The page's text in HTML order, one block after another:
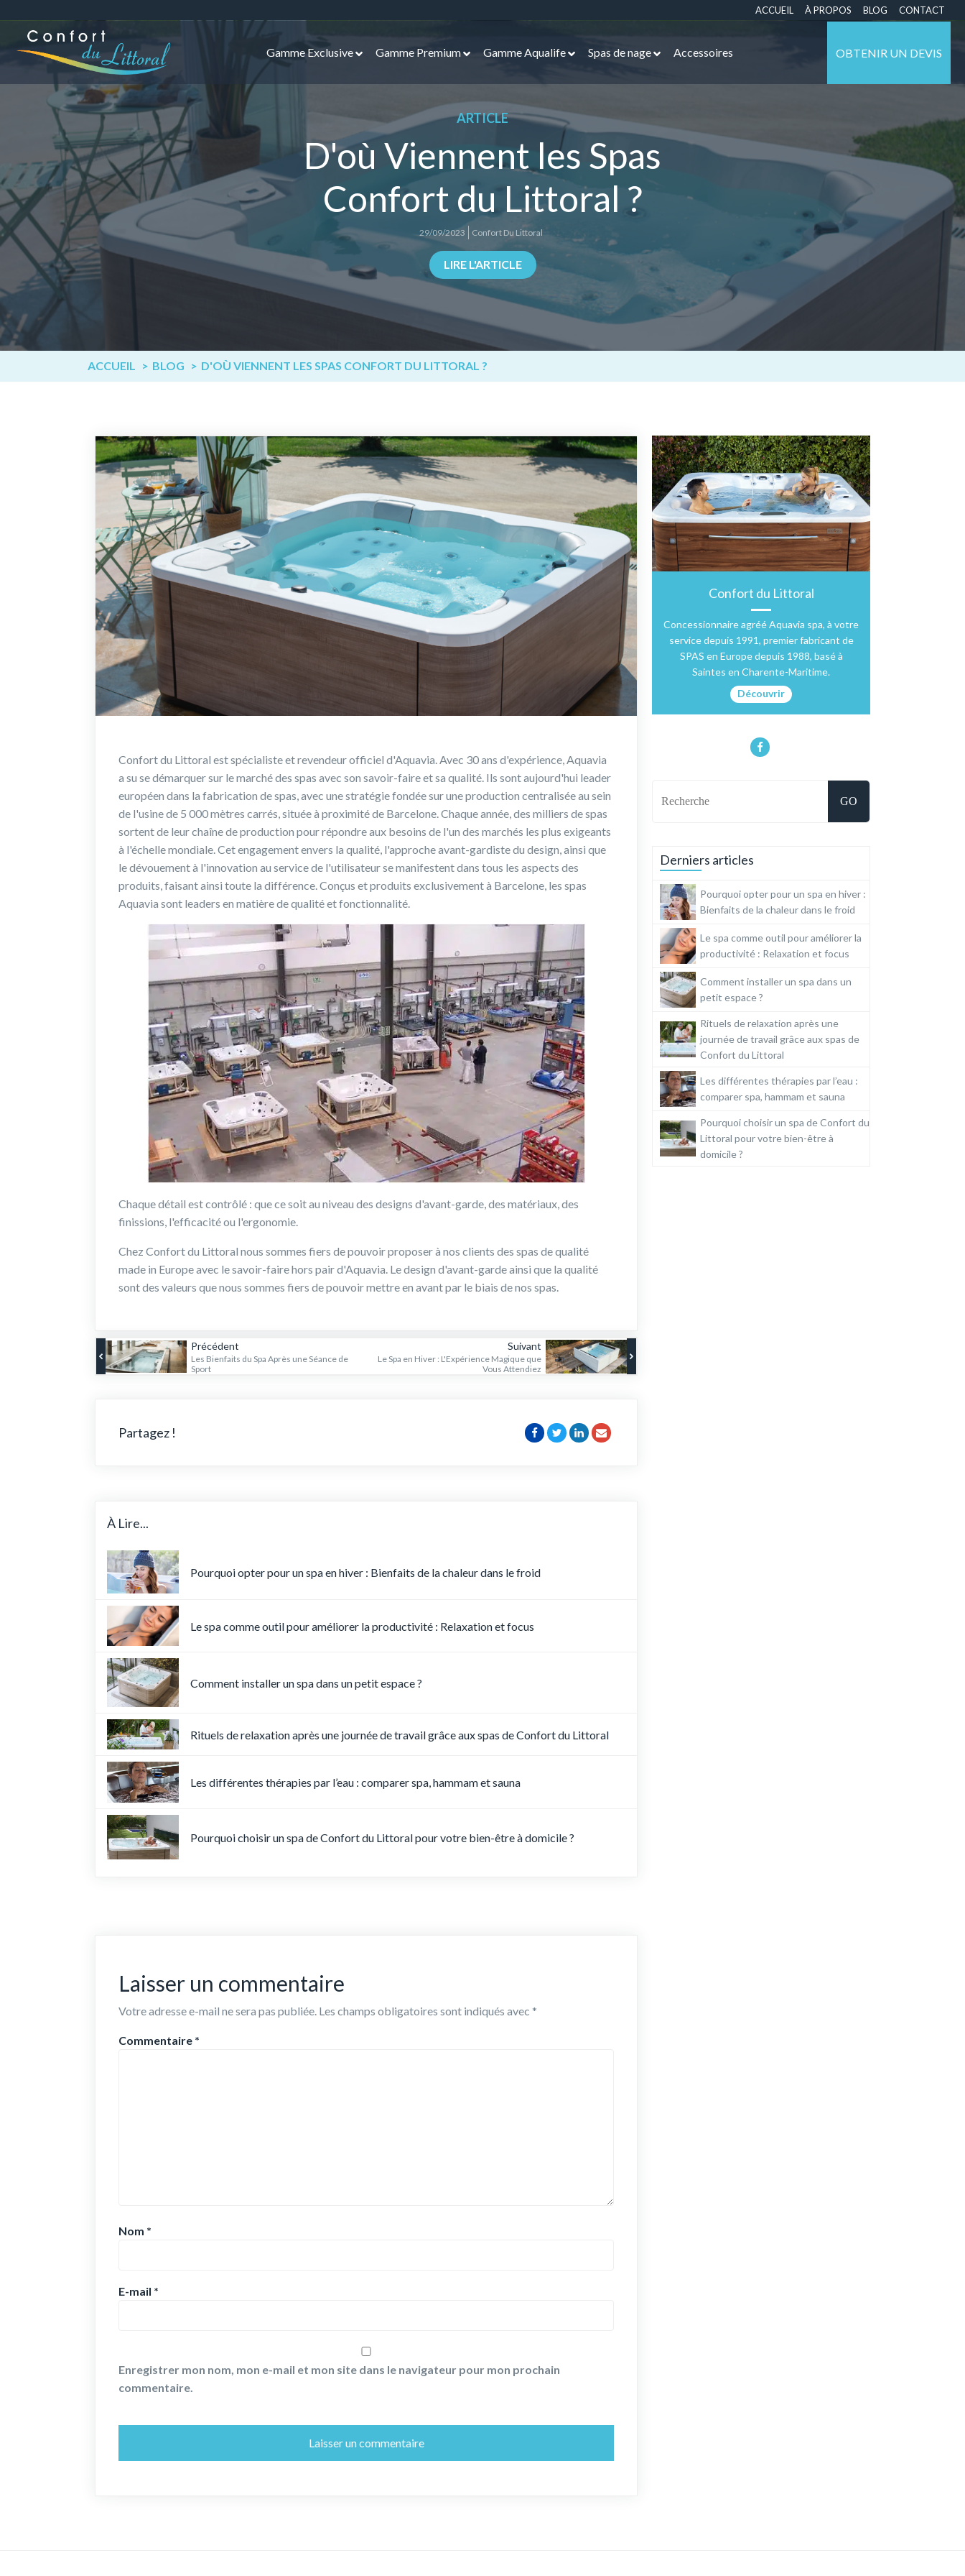
ACCUEIL À PROPOS BLOG CONTACT
Gamme Exclusive Gamme Premium Gamme Aqualife Spas de nage Accessoires OBTENIR UN DEVIS
ARTICLE
D'où Viennent les Spas
Confort du Littoral ?
29/09/2023 Confort Du Littoral
LIRE L'ARTICLE
ACCUEIL BLOG D'OÙ VIENNENT LES SPAS CONFORT DU LITTORAL ?
Confort du Littoral est spécialiste et revendeur officiel d'Aquavia. Avec 30 ans d'expérience, Aquavia
a su se démarquer sur le marché des spas avec son savoir-faire et sa qualité. Ils sont aujourd'hui leader
européen dans la fabrication de spas, avec une stratégie fondée sur une production centralisée au sein
de l'usine de 5 000 mètres carrés, située à proximité de Barcelone. Chaque année, des milliers de spas
sortent de leur chaîne de production pour répondre aux besoins de l'un des marchés les plus exigeants
à l'échelle mondiale. Cet engagement envers la qualité, l'approche avant-gardiste du design, ainsi que
le dévouement à l'innovation au service de l'utilisateur se manifestent dans tous les aspects des
produits, faisant ainsi toute la différence. Conçus et produits exclusivement à Barcelone, les spas
Aquavia sont leaders en matière de qualité et fonctionnalité.
Chaque détail est contrôlé : que ce soit au niveau des designs d'avant-garde, des matériaux, des
finissions, l'efficacité ou l'ergonomie.
Chez Confort du Littoral nous sommes fiers de pouvoir proposer à nos clients des spas de qualité
made in Europe avec le savoir-faire hors pair d'Aquavia. Le design d'avant-garde ainsi que la qualité
sont des valeurs que nous sommes fiers de pouvoir mettre en avant par le biais de nos spas.
Précédent
Les Bienfaits du Spa Après une Séance de
Sport
Suivant
Le Spa en Hiver : L'Expérience Magique que
Vous Attendiez
Partagez !
À Lire...
Pourquoi opter pour un spa en hiver : Bienfaits de la chaleur dans le froid
Le spa comme outil pour améliorer la productivité : Relaxation et focus
Comment installer un spa dans un petit espace ?
Rituels de relaxation après une journée de travail grâce aux spas de Confort du Littoral
Les différentes thérapies par l’eau : comparer spa, hammam et sauna
Pourquoi choisir un spa de Confort du Littoral pour votre bien-être à domicile ?
Laisser un commentaire
Votre adresse e-mail ne sera pas publiée. Les champs obligatoires sont indiqués avec *
Commentaire *
Nom *
E-mail *
Enregistrer mon nom, mon e-mail et mon site dans le navigateur pour mon prochain
commentaire.
Confort du Littoral
Concessionnaire agréé Aquavia spa, à votre
service depuis 1991, premier fabricant de
SPAS en Europe depuis 1988, basé à
Saintes en Charente-Maritime.
Découvrir
Derniers articles
Pourquoi opter pour un spa en hiver :
Bienfaits de la chaleur dans le froid
Le spa comme outil pour améliorer la
productivité : Relaxation et focus
Comment installer un spa dans un
petit espace ?
Rituels de relaxation après une
journée de travail grâce aux spas de
Confort du Littoral
Les différentes thérapies par l’eau :
comparer spa, hammam et sauna
Pourquoi choisir un spa de Confort du
Littoral pour votre bien-être à
domicile ?